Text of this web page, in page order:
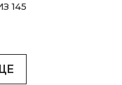
145